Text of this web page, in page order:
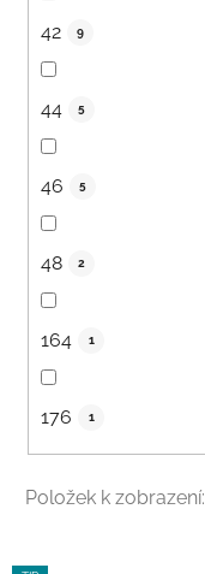
42 9
44 5
46 5
48 2
164 1
176 1
Položek k zobrazení: